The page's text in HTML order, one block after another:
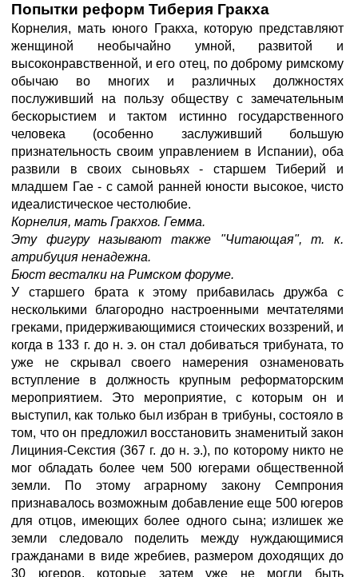
Попытки реформ Тиберия Гракха
Корнелия, мать юного Гракха, которую представляют
женщиной необычайно умной, развитой и
высоконравственной, и его отец, по доброму римскому
обычаю во многих и различных должностях
послуживший на пользу обществу с замечательным
бескорыстием и тактом истинно государственного
человека (особенно заслуживший большую
признательность своим управлением в Испании), оба
развили в своих сыновьях - старшем Тиберий и
младшем Гае - с самой ранней юности высокое, чисто
идеалистическое честолюбие.
Корнелия, мать Гракхов. Гемма.
Эту фигуру называют также "Читающая", т. к.
атрибуция ненадежна.
Бюст весталки на Римском форуме.
У старшего брата к этому прибавилась дружба с
несколькими благородно настроенными мечтателями
греками, придерживающимися стоических воззрений, и
когда в 133 г. до н. э. он стал добиваться трибуната, то
уже не скрывал своего намерения ознаменовать
вступление в должность крупным реформаторским
мероприятием. Это мероприятие, с которым он и
выступил, как только был избран в трибуны, состояло в
том, что он предложил восстановить знаменитый закон
Лициния-Секстия (367 г. до н. э.), по которому никто не
мог обладать более чем 500 югерами общественной
земли. По этому аграрному закону Семпрония
признавалось возможным добавление еще 500 югеров
для отцов, имеющих более одного сына; излишек же
земли следовало поделить между нуждающимися
гражданами в виде жребиев, размером доходящих до
30 югеров, которые затем уже не могли быть